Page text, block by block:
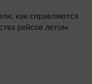
как справляются
рейсов летом